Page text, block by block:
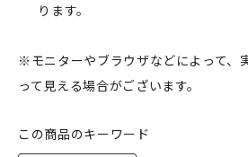
ります。
※モニターやブラウザなどによって、
って見える場合がございます。
この商品のキーワード